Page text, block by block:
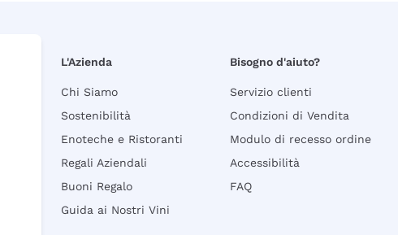
L'Azienda
Chi Siamo
Sostenibilità
Enoteche e Ristoranti
Regali Aziendali
Buoni Regalo
Guida ai Nostri Vini
Bisogno d'aiuto?
Servizio clienti
Condizioni di Vendita
Modulo di recesso ordine
Accessibilità
FAQ